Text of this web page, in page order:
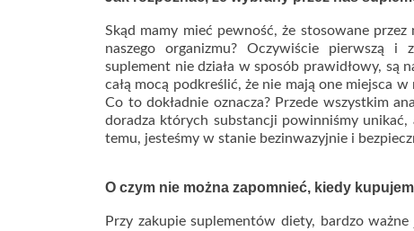
Skąd mamy mieć pewność, że stosowane
naszego organizmu? Oczywiście pierwszą i
suplement nie działa w sposób prawidłowy, są
całą mocą podkreślić, że nie mają one miejsca
Co to dokładnie oznacza? Przede wszystkim
doradza których substancji powinniśmy
temu, jesteśmy w stanie bezinwazyjnie i
O czym nie można zapomnieć, kiedy
Przy zakupie suplementów diety, bardzo